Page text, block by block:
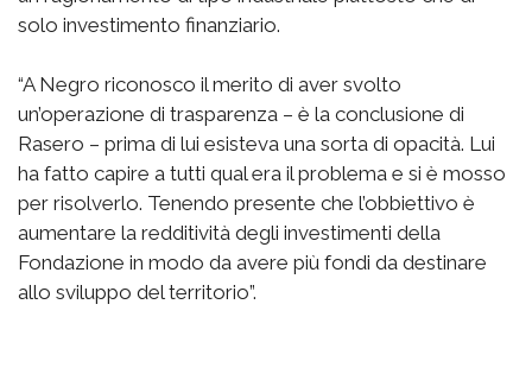
solo investimento finanziario.
“A Negro riconosco il merito di aver svolto
un’operazione di trasparenza – è la conclusione di
Rasero – prima di lui esisteva una sorta di opacità. Lui
ha fatto capire a tutti qual era il problema e si è mosso
per risolverlo. Tenendo presente che l’obbiettivo è
aumentare la redditività degli investimenti della
Fondazione in modo da avere più fondi da destinare
allo sviluppo del territorio”.